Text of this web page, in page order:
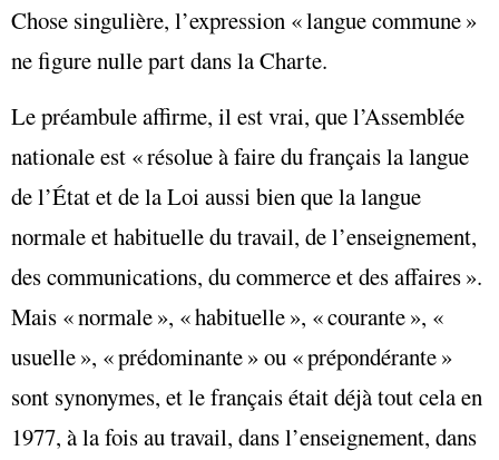
Chose singulière, l’expression « langue commune »
ne figure nulle part dans la Charte.
Le préambule affirme, il est vrai, que l’Assemblée
nationale est « résolue à faire du français la langue
de l’État et de la Loi aussi bien que la langue
normale et habituelle du travail, de l’enseignement,
des communications, du commerce et des affaires ».
Mais « normale », « habituelle », « courante », «
usuelle », « prédominante » ou « prépondérante »
sont synonymes, et le français était déjà tout cela en
1977, à la fois au travail, dans l’enseignement, dans